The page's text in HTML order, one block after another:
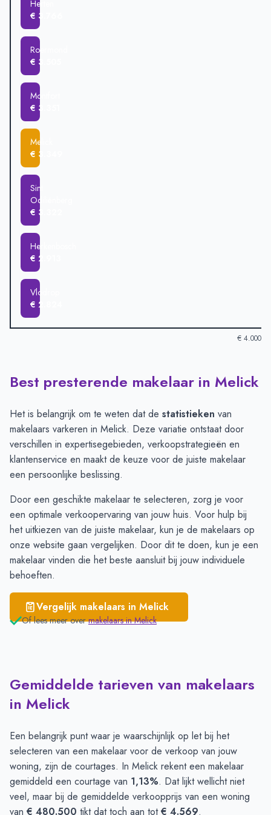
Roermond
Vlodrop
Montfort
Herten
€ 3.766
Roermond
€ 3.505
Montfort
€ 3.351
Melick
€ 3.349
Sint
Odiliënberg
€ 3.322
Herkenbosch
€ 2.913
Vlodrop
€ 2.824
€ 4.000
Verkoopprijzen in andere plaatsen per m2-Afgelopen 3
Herten
€ 3.766
Roermond
€ 3.505
Montfort
€ 3.351
Melick
€ 3.349
Sint Odiliënberg
Vlodrop
€ 2.824
Best presterende makelaar in Melick
Het is belangrijk om te weten dat de statistieken van
makelaars varkeren in Melick. Deze variatie ontstaat door
verschillen in expertisegebieden, verkoopstrategieën en
klantenservice en maakt de keuze voor de juiste makelaar
een persoonlijke beslissing.
Door een geschikte makelaar te selecteren, zorg je voor
een optimale verkoopervaring van jouw huis. Voor hulp bij
het uitkiezen van de juiste makelaar, kun je de makelaars op
onze website gaan vergelijken. Door dit te doen, kun je een
makelaar vinden die het beste aansluit bij jouw individuele
behoeften.
Vergelijk makelaars in Melick
Of lees meer over makelaars inMelick
Gemiddelde tarieven van makelaars
in Melick
Een belangrijk punt waar je waarschijnlijk op let bij het
selecteren van een makelaar voor de verkoop van jouw
woning, zijn de courtages. In Melick rekent een makelaar
gemiddeld een courtage van 1,13%. Dat lijkt wellicht niet
veel, maar bij de gemiddelde verkoopprijs van een woning
van € 480.500 tikt dat toch aan tot€ 4.569.